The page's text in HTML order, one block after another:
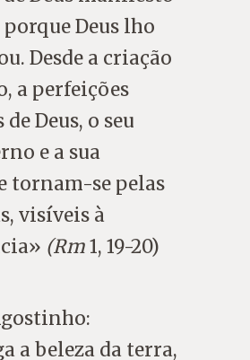
porque Deus lho
Desde a criação
a perfeições
Deus, o seu
e a sua
tornam-se pelas
visíveis à
(Rm1, 19-20)
a beleza da terra,